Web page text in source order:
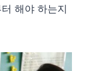
해야 하는지